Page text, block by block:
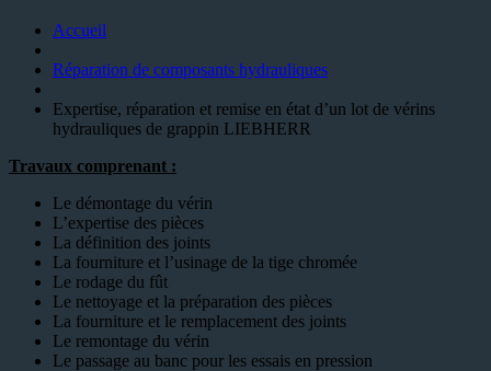
Accueil
Réparation de composants hydrauliques
Expertise, réparation et remise en état d’un lot de vérins
hydrauliques de grappin LIEBHERR
Travaux comprenant :
Le démontage du vérin
L’expertise des pièces
La définition des joints
La fourniture et l’usinage de la tige chromée
Le rodage du fût
Le nettoyage et la préparation des pièces
La fourniture et le remplacement des joints
Le remontage du vérin
Le passage au banc pour les essais en pression